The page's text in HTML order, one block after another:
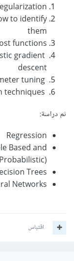
to identify
them
functions
gradient
descent
ثم دراسة:
Regression
Based and
Probabilistic)
Trees
Networks
اقتباس